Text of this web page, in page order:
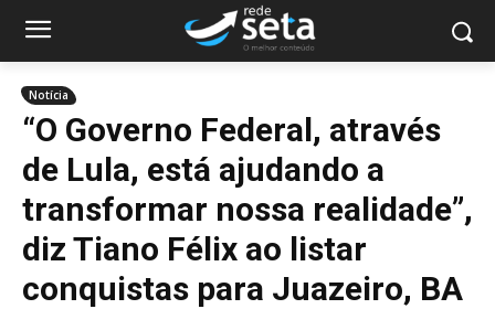
Notícia
“O Governo Federal, através
de Lula, está ajudando a
transformar nossa realidade”,
diz Tiano Félix ao listar
conquistas para Juazeiro, BA